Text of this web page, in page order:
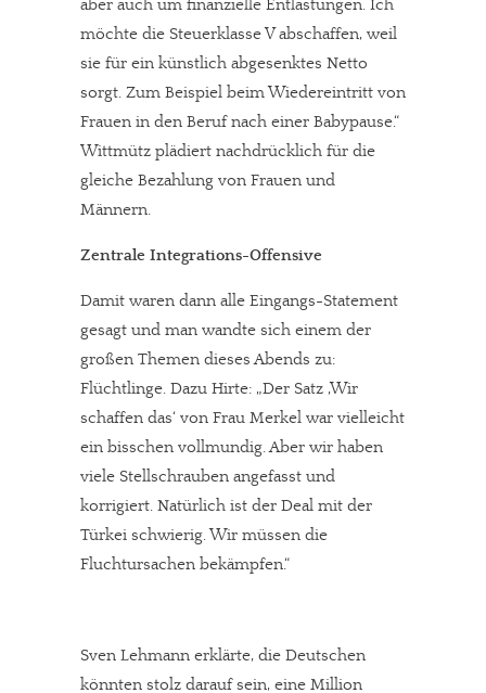
aber auch um finanzielle Entlastungen. Ich
möchte die Steuerklasse V abschaffen, weil
sie für ein künstlich abgesenktes Netto
sorgt. Zum Beispiel beim Wiedereintritt von
Frauen in den Beruf nach einer Babypause.“
Wittmütz plädiert nachdrücklich für die
gleiche Bezahlung von Frauen und
Männern.
Zentrale Integrations-Offensive
Damit waren dann alle Eingangs-Statement
gesagt und man wandte sich einem der
großen Themen dieses Abends zu:
Flüchtlinge. Dazu Hirte: „Der Satz ,Wir
schaffen das‘ von Frau Merkel war vielleicht
ein bisschen vollmundig. Aber wir haben
viele Stellschrauben angefasst und
korrigiert. Natürlich ist der Deal mit der
Türkei schwierig. Wir müssen die
Fluchtursachen bekämpfen.“
Sven Lehmann erklärte, die Deutschen
könnten stolz darauf sein, eine Million